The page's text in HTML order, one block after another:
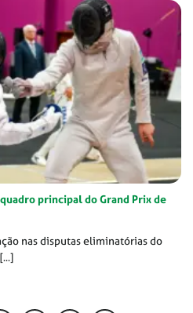
principal do Grand Prix de
nas disputas eliminatórias do